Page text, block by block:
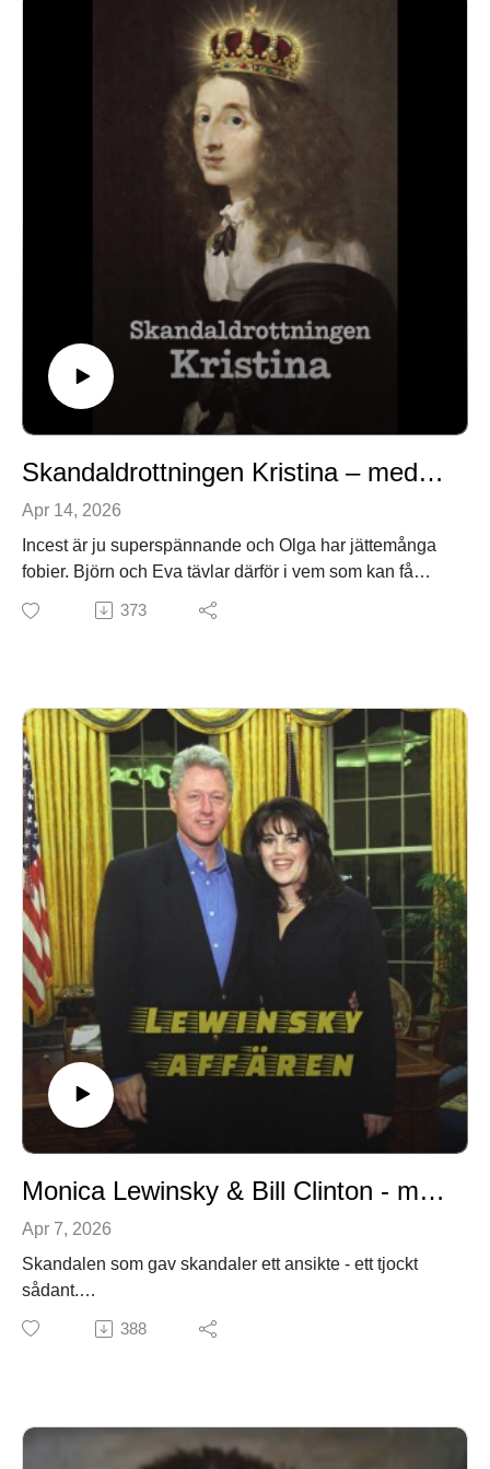
EFTERSNACKSGRUPP PÅ
FACEBOOKhttps://www.facebook.com/groups/317170
Skandaldrottningen Kristina – med Björn Carlsson
Apr 14, 2026
Incest är ju superspännande och Olga har jättemånga
fobier. Björn och Eva tävlar därför i vem som kan få
Olga att äcklas mest. Sen en hel del om Sveriges
omsusade drottning-kung Kristina som ville vara vad?
EFTERSNACKSGRUPP PÅ
FACEBOOKhttps://www.facebook.com/groups/317170
1036334090/
373
Monica Lewinsky & Bill Clinton - med Elvira Gullberg
Apr 7, 2026
Skandalen som gav skandaler ett ansikte - ett tjockt
sådant.
Veckans avsnitt gästas av ingen mindre än Elvira
Gullberg!
EFTERSNACKSGRUPP PÅ
388